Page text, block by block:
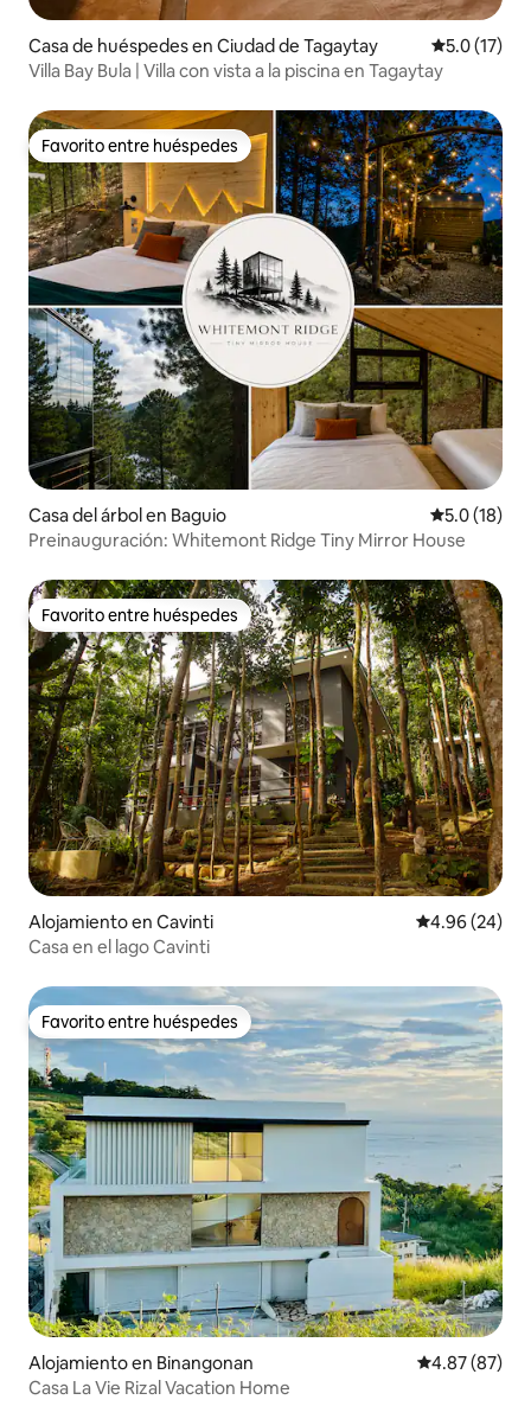
Casa de huéspedes en Ciudad de Tagaytay Calificación
5.0 (17)
Villa Bay Bula | Villa con vista a la piscina en Tagaytay
Favorito entre huéspedes
Favorito entre huéspedes
Casa del árbol en Baguio Calificación
5.0 (18)
Preinauguración: Whitemont Ridge Tiny Mirror House
Favorito entre huéspedes
Favorito entre huéspedes
Alojamiento en Cavinti Calificación
4.96 (24)
Casa en el lago Cavinti
Favorito entre huéspedes
Favorito entre huéspedes
Alojamiento en Binangonan Calificación
4.87 (87)
Casa La Vie Rizal Vacation Home